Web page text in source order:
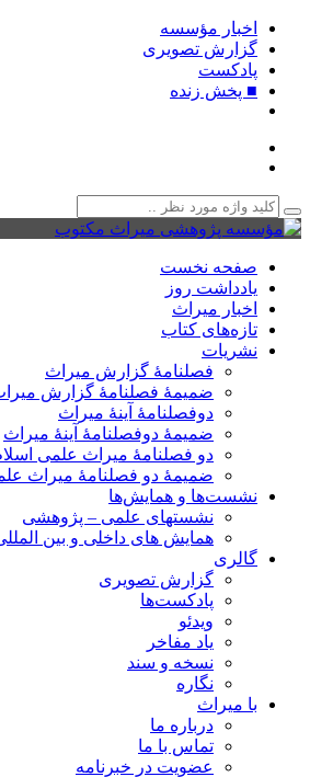
اخبار مؤسسه
گزارش تصویری
پادکست‌
■ پخش زنده
صفحه نخست
یادداشت روز
اخبار میراث
تازه‌های کتاب
نشریات
فصلنامۀ گزارش میراث
ضمیمۀ فصلنامۀ گزارش
دوفصلنامۀ آینۀ میراث
ضمیمۀ دوفصلنامۀ آینۀ میراث
دو فصلنامۀ میراث علمی
ضمیمۀ دو فصلنامۀ میراث
نشست‌ها و همایش‌ها
نشستهای علمی – پژوهشی
همایش های داخلی و بین
گالری
گزارش تصویری
پادکست‌ها
ویدئو
یاد مفاخر
نسخه و سند
نگاره
با میراث
درباره ما
تماس با ما
عضویت در خبرنامه